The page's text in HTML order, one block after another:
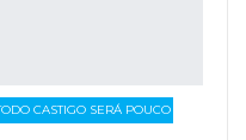
CASTIGO SERÁ POUCO